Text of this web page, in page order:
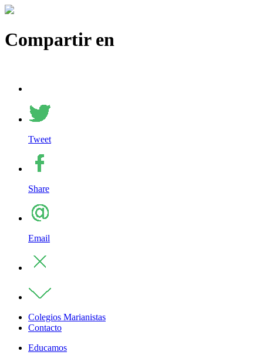
Compartir en
Tweet
Share
Email
Colegios Marianistas
Contacto
Educamos